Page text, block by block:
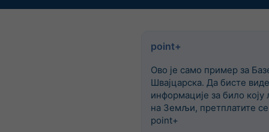
point+
Ово је само пример за
Швајцарска. Да бисте
информације за било коју
на Земљи, претплатите
point+